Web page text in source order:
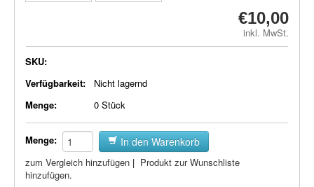
Plasma-Geräte
Plasma-Wasser
Seife
Stromeinheiten
Versandkosten
€10,00
inkl. MwSt.
SKU:
Verfügbarkeit:
Nicht lagernd
Menge:
0 Stück
Menge: In den Warenkorb
zum Vergleich hinzufügen | Produkt zur Wunschliste
hinzufügen.